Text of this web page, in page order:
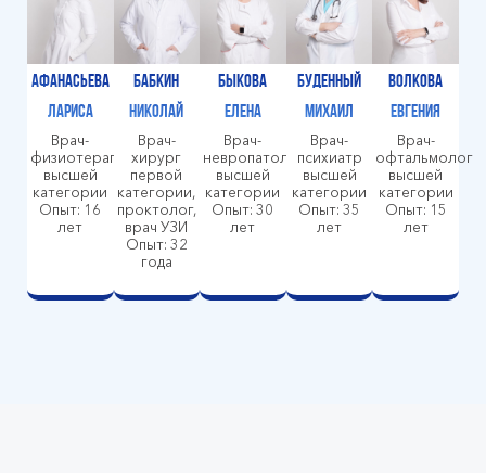
Афанасьева
Лариса
Врач-
физиотерапевт
высшей
категории
Опыт: 16
лет
Бабкин
Николай
Врач-
хирург
первой
категории,
проктолог,
врач УЗИ
Опыт: 32
года
Быкова
Елена
Врач-
невропатолог
высшей
категории
Опыт: 30
лет
Буденный
Михаил
Врач-
психиатр
высшей
категории
Опыт: 35
лет
Волкова
Евгения
Врач-
офтальмолог
высшей
категории
Опыт: 15
лет